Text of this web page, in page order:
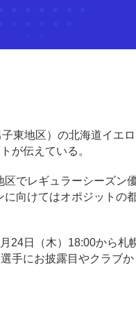
東地区）の北海道イエ
が伝えている。
でレギュラーシーズン
向けてはオポジット
24日（木）18:00から札
手にお披露目やクラブ